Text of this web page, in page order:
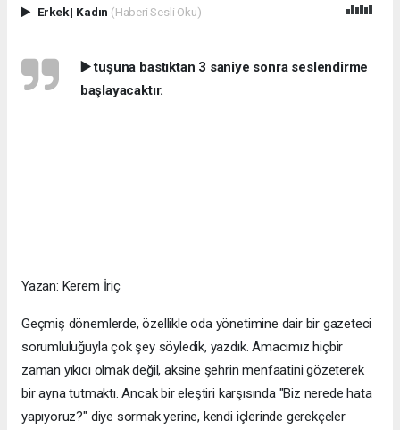
Erkek| Kadın (Haberi Sesli Oku)
▶️ tuşuna bastıktan 3 saniye sonra seslendirme
başlayacaktır.
Yazan: Kerem İriç
Geçmiş dönemlerde, özellikle oda yönetimine dair bir gazeteci
sorumluluğuyla çok şey söyledik, yazdık. Amacımız hiçbir
zaman yıkıcı olmak değil, aksine şehrin menfaatini gözeterek
bir ayna tutmaktı. Ancak bir eleştiri karşısında "Biz nerede hata
yapıyoruz?" diye sormak yerine, kendi içlerinde gerekçeler